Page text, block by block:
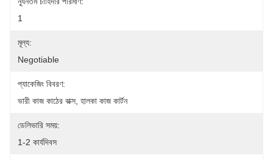
1
মূল্য:
Negotiable
প্যাকেজিং বিবরণ:
ভারী কাজ কাঠের বাক্স, হালকা কাজ কার্টন
ডেলিভারি সময়:
1-2 কার্যদিবস